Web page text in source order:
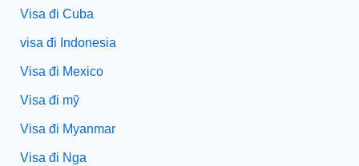
Visa đi Cuba
visa đi Indonesia
Visa đi Mexico
Visa đi mỹ
Visa đi Myanmar
Visa đi Nga